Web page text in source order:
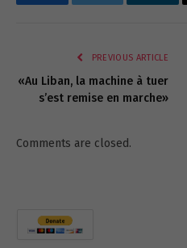
FacebookTwitter
PREVIOUS ARTICLE
«Au Liban, la machine à tuer
s’est remise en marche»
Comments are closed.